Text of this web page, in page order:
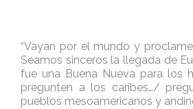
“Vayan por el mundo y
Seamos sinceros la llegada de
fue una Buena Nueva para los
pregunten a los caribes…/
pueblos mesoamericanos y